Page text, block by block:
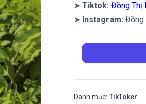
➤ Tiktok: Đồng Thị
➤ Instagram: Đồng
Danh mục: TikToker